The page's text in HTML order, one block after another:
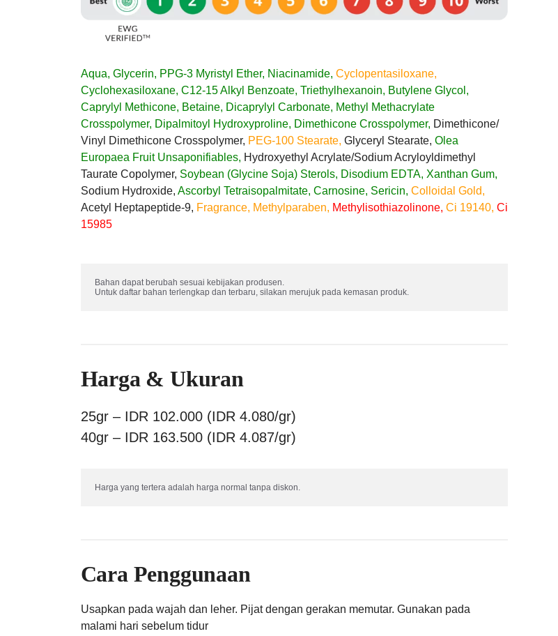
Aqua, Glycerin, PPG-3 Myristyl Ether, Niacinamide, Cyclopentasiloxane,
Cyclohexasiloxane, C12-15 Alkyl Benzoate, Triethylhexanoin, Butylene Glycol,
Caprylyl Methicone, Betaine, Dicaprylyl Carbonate, Methyl Methacrylate
Crosspolymer, Dipalmitoyl Hydroxyproline, Dimethicone Crosspolymer, Dimethicone/​
Vinyl Dimethicone Crosspolymer, PEG-100 Stearate, Glyceryl Stearate, Olea
Europaea Fruit Unsaponifiables, Hydroxyethyl Acrylate/​Sodium Acryloyldimethyl
Taurate Copolymer, Soybean (Glycine Soja) Sterols, Disodium EDTA, Xanthan Gum,
Sodium Hydroxide, Ascorbyl Tetraisopalmitate, Carnosine, Sericin, Colloidal Gold,
Acetyl Heptapeptide-9, Fragrance, Methylparaben, Methylisothiazolinone, Ci 19140, Ci
15985
Bahan dapat berubah sesuai kebijakan produsen.
Untuk daftar bahan terlengkap dan terbaru, silakan merujuk pada kemasan produk.
Harga & Ukuran
25gr – IDR 102.000 (IDR 4.080/gr)
40gr – IDR 163.500 (IDR 4.087/gr)
Harga yang tertera adalah harga normal tanpa diskon.
Cara Penggunaan
Usapkan pada wajah dan leher. Pijat dengan gerakan memutar. Gunakan pada
malami hari sebelum tidur